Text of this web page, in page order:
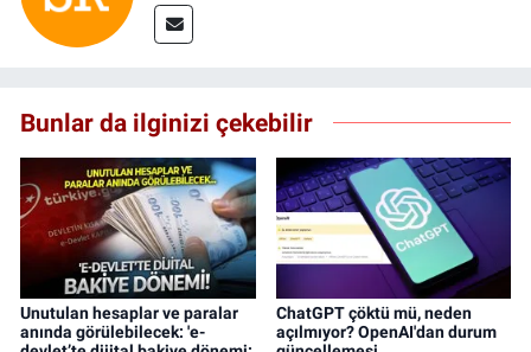
Bunlar da ilginizi çekebilir
Unutulan hesaplar ve paralar
anında görülebilecek: 'e-
ChatGPT çöktü mü, neden
açılmıyor? OpenAI'dan durum